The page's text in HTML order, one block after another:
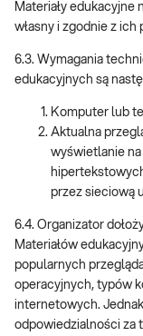
Materiały edukacyjne
własny i zgodnie z ich
6.3. Wymagania
edukacyjnych są
Komputer lub
Aktualna
wyświetlanie
przez sieciową
6.4. Organizator
Materiałów
popularnych
operacyjnych, typów
internetowych.
odpowiedzialności za